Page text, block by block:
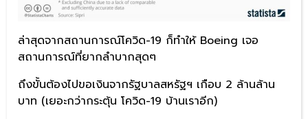
ล่าสุดจากสถานการณ์โควิด-19 ก็ทำให้ Boeing เจอ
สถานการณ์ที่ยากลำบากสุดๆ
ถึงขั้นต้องไปขอเงินจากรัฐบาลสหรัฐฯ เกือบ 2 ล้านล้าน
บาท (เยอะกว่ากระตุ้น โควิด-19 บ้านเราอีก)